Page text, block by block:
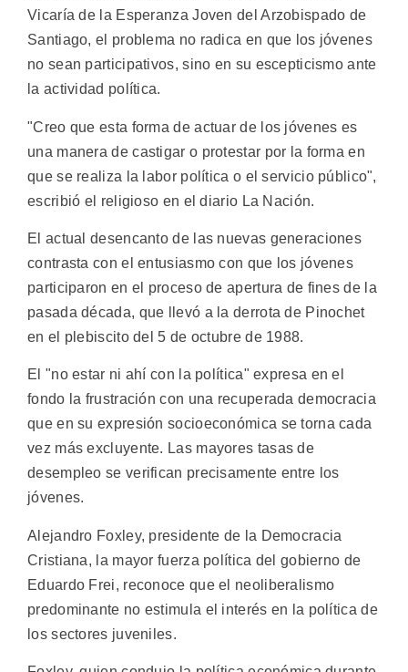
Vicaría de la Esperanza Joven del Arzobispado de
Santiago, el problema no radica en que los jóvenes
no sean participativos, sino en su escepticismo ante
la actividad política.
"Creo que esta forma de actuar de los jóvenes es
una manera de castigar o protestar por la forma en
que se realiza la labor política o el servicio público",
escribió el religioso en el diario La Nación.
El actual desencanto de las nuevas generaciones
contrasta con el entusiasmo con que los jóvenes
participaron en el proceso de apertura de fines de la
pasada década, que llevó a la derrota de Pinochet
en el plebiscito del 5 de octubre de 1988.
El "no estar ni ahí con la política" expresa en el
fondo la frustración con una recuperada democracia
que en su expresión socioeconómica se torna cada
vez más excluyente. Las mayores tasas de
desempleo se verifican precisamente entre los
jóvenes.
Alejandro Foxley, presidente de la Democracia
Cristiana, la mayor fuerza política del gobierno de
Eduardo Frei, reconoce que el neoliberalismo
predominante no estimula el interés en la política de
los sectores juveniles.